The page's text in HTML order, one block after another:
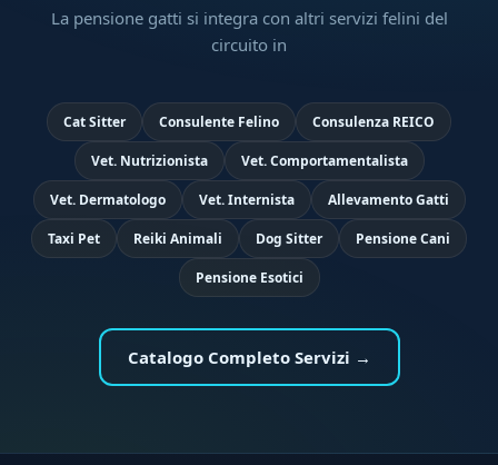
La pensione gatti si integra con altri servizi felini del
circuito in
Cat Sitter Consulente Felino Consulenza REICO
Vet. Nutrizionista Vet. Comportamentalista
Vet. Dermatologo Vet. Internista Allevamento Gatti
Taxi Pet Reiki Animali Dog Sitter Pensione Cani
Pensione Esotici
Catalogo Completo Servizi →